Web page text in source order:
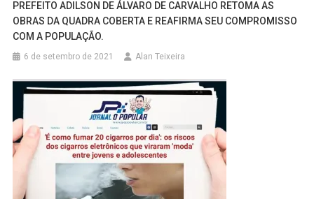
PREFEITO ADILSON DE ÁLVARO DE CARVALHO RETOMA AS
OBRAS DA QUADRA COBERTA E REAFIRMA SEU COMPROMISSO
COM A POPULAÇÃO.
6 de setembro de 2021 Alan Teixeira